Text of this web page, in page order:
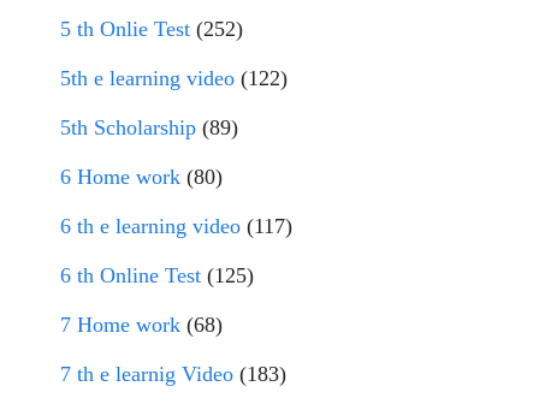
5 th Onlie Test (252)
5th e learning video (122)
5th Scholarship (89)
6 Home work (80)
6 th e learning video (117)
6 th Online Test (125)
7 Home work (68)
7 th e learnig Video (183)